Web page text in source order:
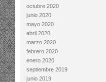
octubre 2020
junio 2020
mayo 2020
abril 2020
marzo 2020
febrero 2020
enero 2020
septiembre 2019
junio 2019